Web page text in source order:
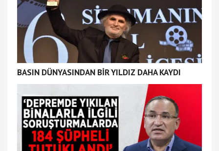
BASIN DÜNYASINDAN BİR YILDIZ DAHA KAYDI